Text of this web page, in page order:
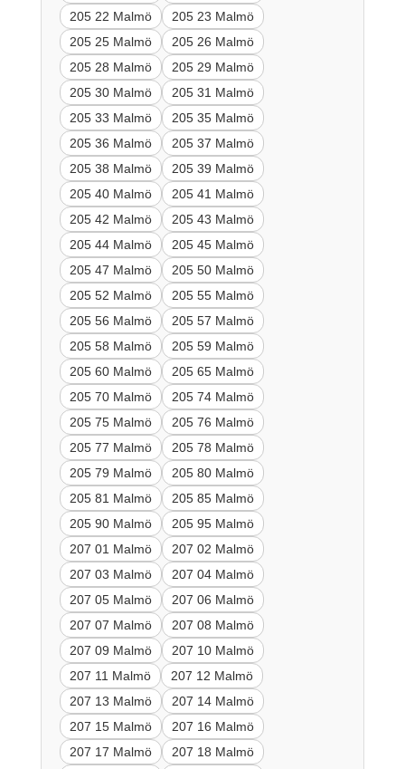
205 22 Malmö
205 23 Malmö
205 25 Malmö
205 26 Malmö
205 28 Malmö
205 29 Malmö
205 30 Malmö
205 31 Malmö
205 33 Malmö
205 35 Malmö
205 36 Malmö
205 37 Malmö
205 38 Malmö
205 39 Malmö
205 40 Malmö
205 41 Malmö
205 42 Malmö
205 43 Malmö
205 44 Malmö
205 45 Malmö
205 47 Malmö
205 50 Malmö
205 52 Malmö
205 55 Malmö
205 56 Malmö
205 57 Malmö
205 58 Malmö
205 59 Malmö
205 60 Malmö
205 65 Malmö
205 70 Malmö
205 74 Malmö
205 75 Malmö
205 76 Malmö
205 77 Malmö
205 78 Malmö
205 79 Malmö
205 80 Malmö
205 81 Malmö
205 85 Malmö
205 90 Malmö
205 95 Malmö
207 01 Malmö
207 02 Malmö
207 03 Malmö
207 04 Malmö
207 05 Malmö
207 06 Malmö
207 07 Malmö
207 08 Malmö
207 09 Malmö
207 10 Malmö
207 11 Malmö
207 12 Malmö
207 13 Malmö
207 14 Malmö
207 15 Malmö
207 16 Malmö
207 17 Malmö
207 18 Malmö